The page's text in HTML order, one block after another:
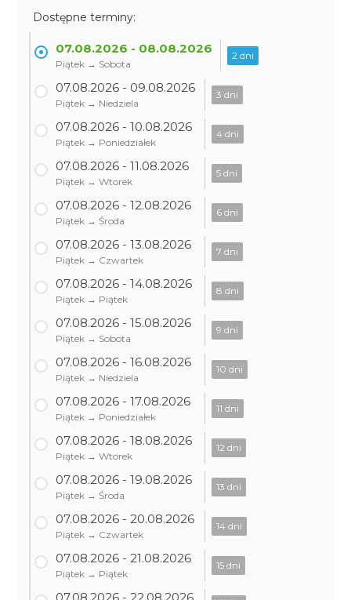
Dostępne terminy:
07.08.2026 - 08.08.2026
Piątek → Sobota
2 dni
07.08.2026 - 09.08.2026
Piątek → Niedziela
3 dni
07.08.2026 - 10.08.2026
Piątek → Poniedziałek
4 dni
07.08.2026 - 11.08.2026
Piątek → Wtorek
5 dni
07.08.2026 - 12.08.2026
Piątek → Środa
6 dni
07.08.2026 - 13.08.2026
Piątek → Czwartek
7 dni
07.08.2026 - 14.08.2026
Piątek → Piątek
8 dni
07.08.2026 - 15.08.2026
Piątek → Sobota
9 dni
07.08.2026 - 16.08.2026
Piątek → Niedziela
10 dni
07.08.2026 - 17.08.2026
Piątek → Poniedziałek
11 dni
07.08.2026 - 18.08.2026
Piątek → Wtorek
12 dni
07.08.2026 - 19.08.2026
Piątek → Środa
13 dni
07.08.2026 - 20.08.2026
Piątek → Czwartek
14 dni
07.08.2026 - 21.08.2026
Piątek → Piątek
15 dni